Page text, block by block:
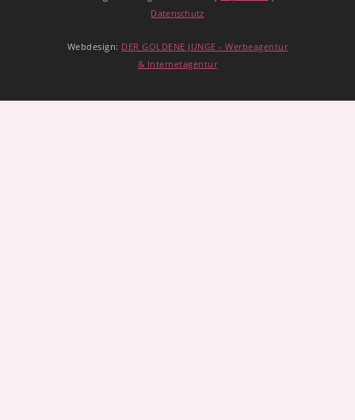
Datenschutz
Webdesign: DER GOLDENE JUNGE - Werbeagentur
& Internetagentur